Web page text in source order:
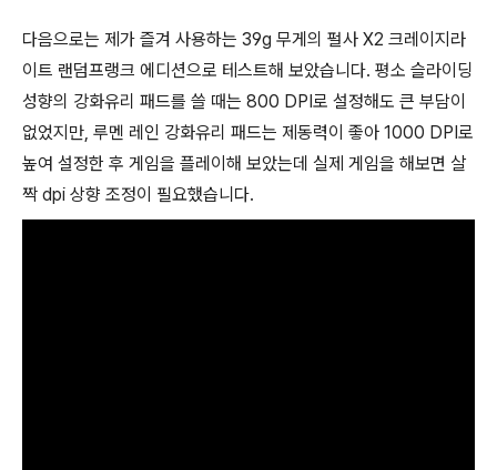
다음으로는 제가 즐겨 사용하는 39g 무게의 펄사 X2 크레이지라
이트 랜덤프랭크 에디션으로 테스트해 보았습니다. 평소 슬라이딩
성향의 강화유리 패드를 쓸 때는 800 DPI로 설정해도 큰 부담이
없었지만, 루멘 레인 강화유리 패드는 제동력이 좋아 1000 DPI로
높여 설정한 후 게임을 플레이해 보았는데 실제 게임을 해보면 살
짝 dpi 상향 조정이 필요했습니다.